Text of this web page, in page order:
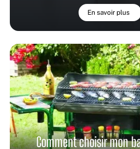
En savoir plus
Comment choisir mon